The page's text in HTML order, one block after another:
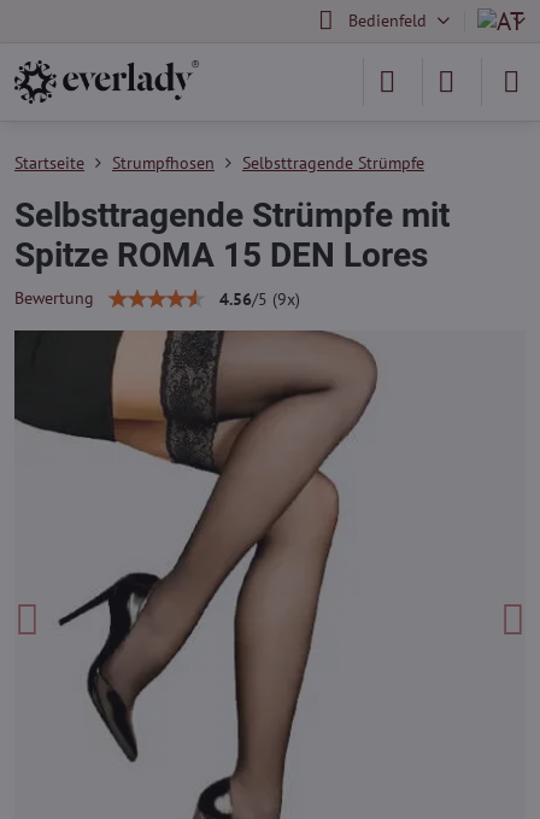
Bedienfeld
Startseite Strumpfhosen Selbsttragende Strümpfe
Selbsttragende Strümpfe mit
Spitze ROMA 15 DEN Lores
Bewertung 4.56/5 (9x)